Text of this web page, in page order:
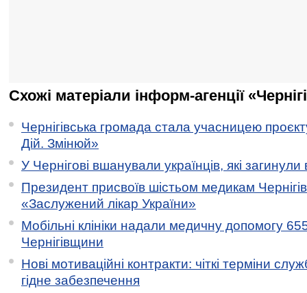
Схожі матеріали інформ-агенції
Чернігівська громада стала учасницею
Дій. Змінюй»
У Чернігові вшанували українців, які загинули
Президент присвоїв шістьом медикам
«Заслужений лікар України»
Мобільні клініки надали медичну допомогу
Чернігівщини
Нові мотиваційні контракти: чіткі терміни
гідне забезпечення